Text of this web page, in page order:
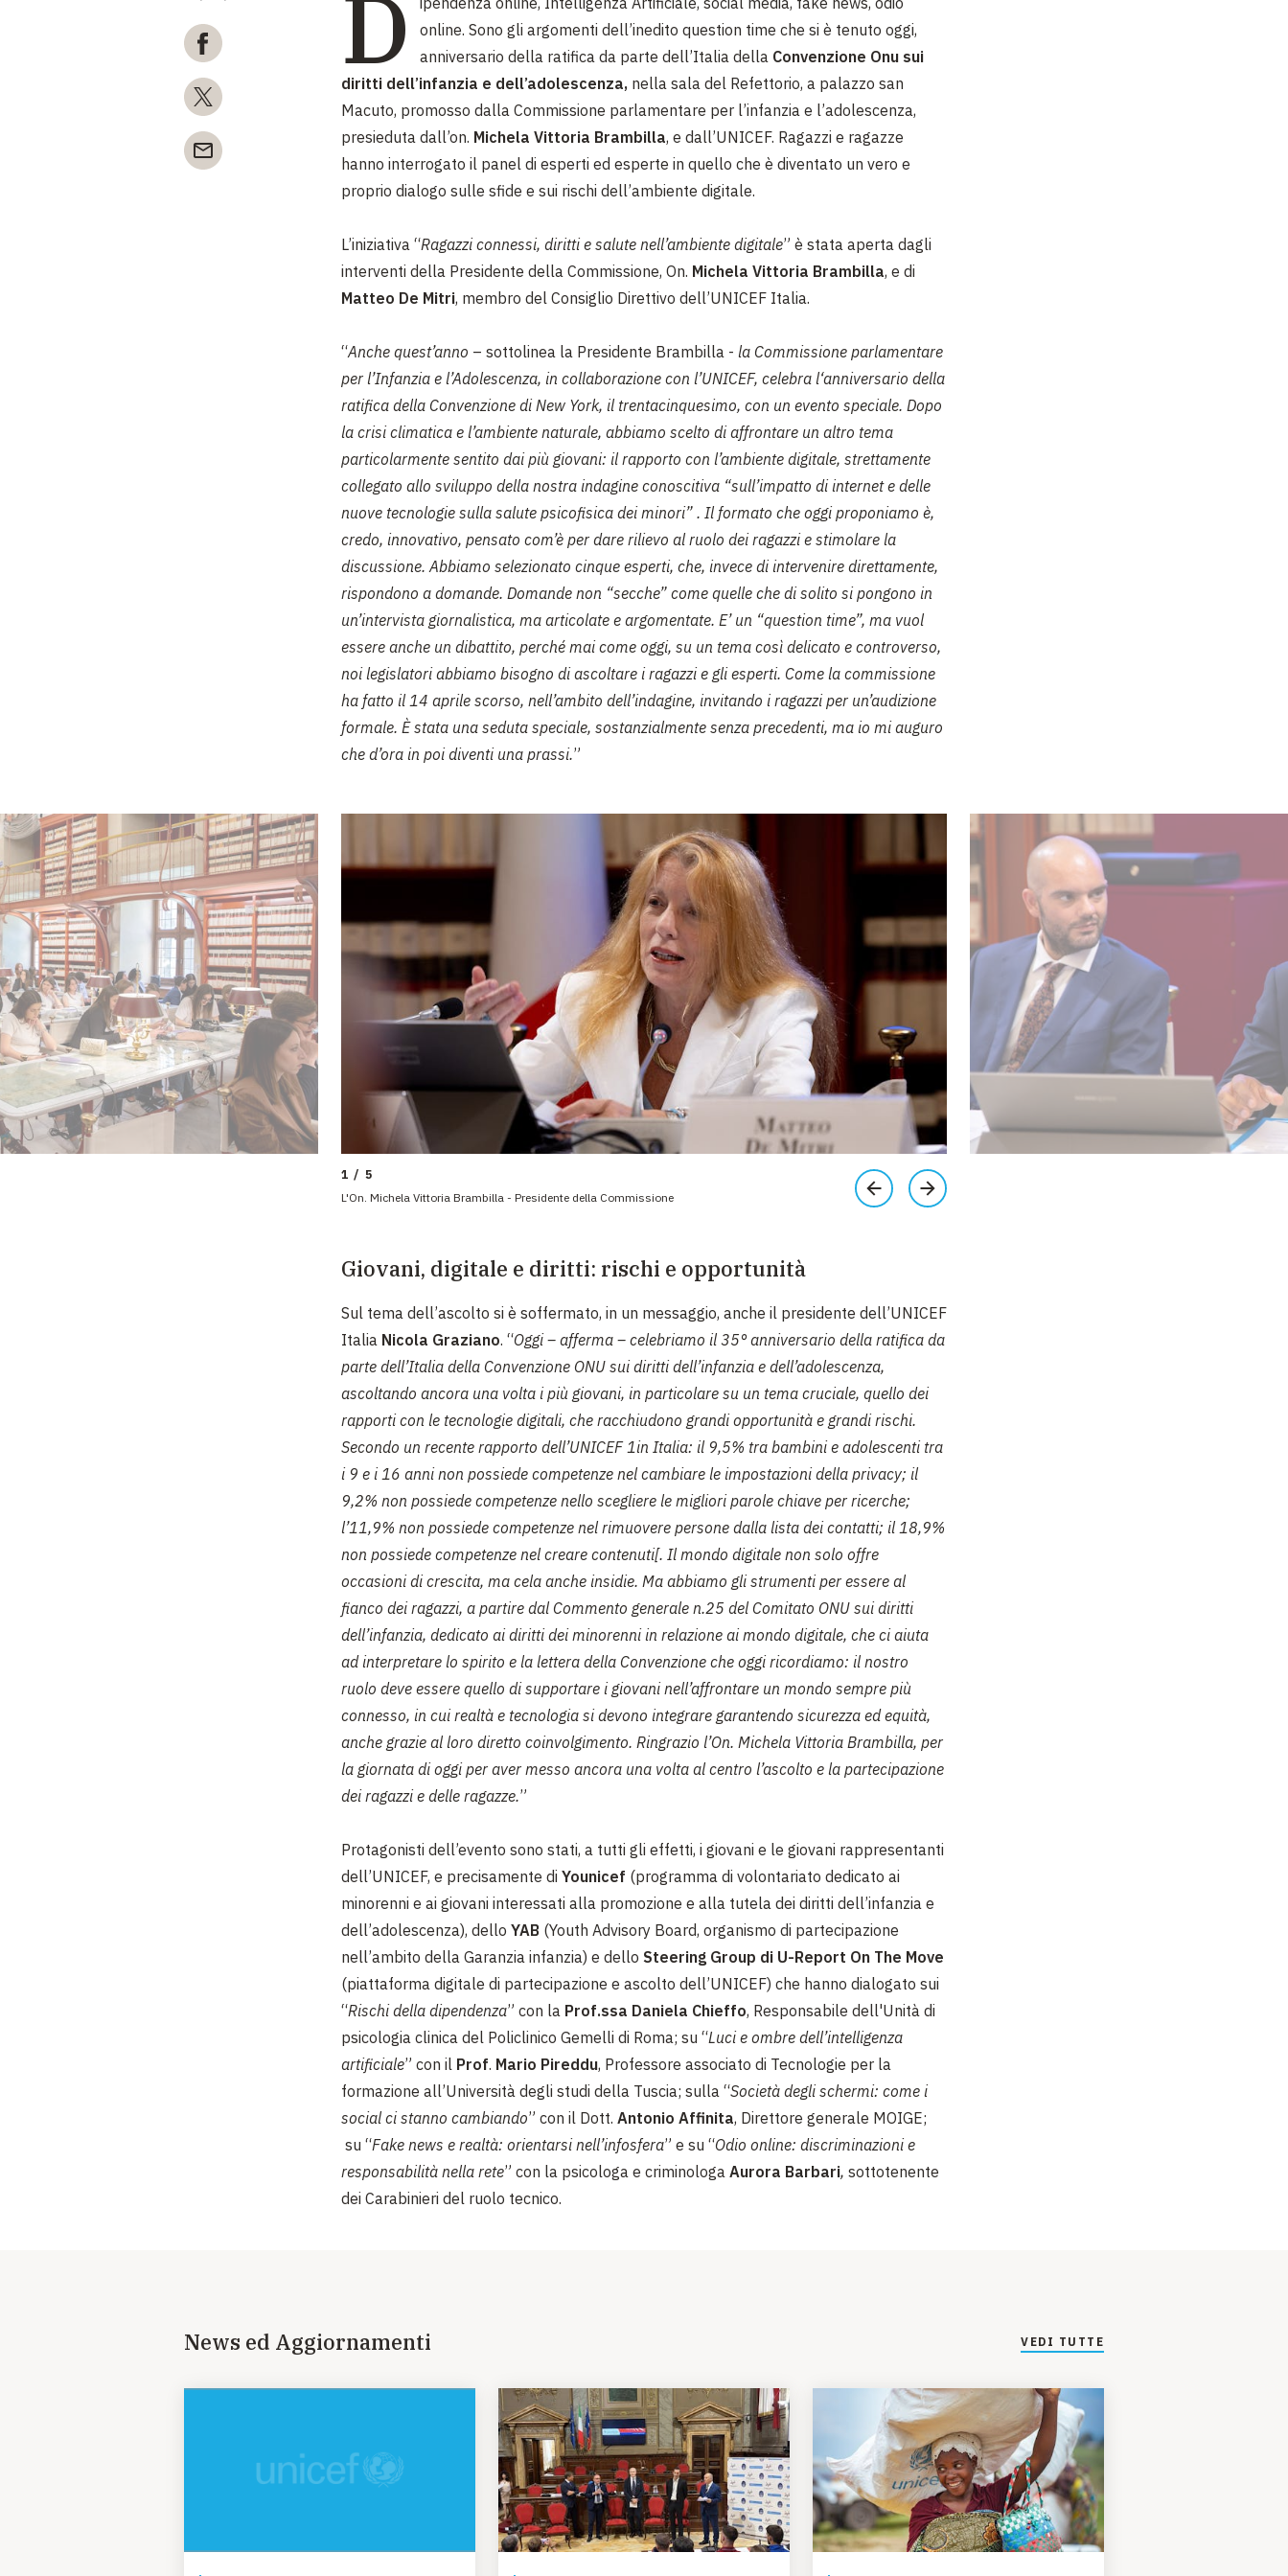
D
online. Sono gli argomenti dell’inedito question time che si è tenuto oggi,
anniversario della ratifica da parte dell’Italia della Convenzione Onu sui
diritti dell’infanzia e dell’adolescenza, nella sala del Refettorio, a palazzo san
Macuto, promosso dalla Commissione parlamentare per l’infanzia e l’adolescenza,
presieduta dall’on. Michela Vittoria Brambilla, e dall’UNICEF. Ragazzi e ragazze
hanno interrogato il panel di esperti ed esperte in quello che è diventato un vero e
proprio dialogo sulle sfide e sui rischi dell’ambiente digitale.
L’iniziativa “Ragazzi connessi, diritti e salute nell’ambiente digitale” è stata aperta dagli
interventi della Presidente della Commissione, On. Michela Vittoria Brambilla, e di
Matteo De Mitri, membro del Consiglio Direttivo dell’UNICEF Italia.
“Anche quest’anno – sottolinea la Presidente Brambilla - la Commissione parlamentare
per l’Infanzia e l’Adolescenza, in collaborazione con l’UNICEF, celebra l‘anniversario della
ratifica della Convenzione di New York, il trentacinquesimo, con un evento speciale. Dopo
la crisi climatica e l’ambiente naturale, abbiamo scelto di affrontare un altro tema
particolarmente sentito dai più giovani: il rapporto con l’ambiente digitale, strettamente
collegato allo sviluppo della nostra indagine conoscitiva “sull’impatto di internet e delle
nuove tecnologie sulla salute psicofisica dei minori” . Il formato che oggi proponiamo è,
credo, innovativo, pensato com’è per dare rilievo al ruolo dei ragazzi e stimolare la
discussione. Abbiamo selezionato cinque esperti, che, invece di intervenire direttamente,
rispondono a domande. Domande non “secche” come quelle che di solito si pongono in
un’intervista giornalistica, ma articolate e argomentate. E’ un “question time”, ma vuol
essere anche un dibattito, perché mai come oggi, su un tema così delicato e controverso,
noi legislatori abbiamo bisogno di ascoltare i ragazzi e gli esperti. Come la commissione
ha fatto il 14 aprile scorso, nell’ambito dell’indagine, invitando i ragazzi per un’audizione
formale. È stata una seduta speciale, sostanzialmente senza precedenti, ma io mi auguro
che d’ora in poi diventi una prassi.”
1 / 5
L'On. Michela Vittoria Brambilla - Presidente della Commissione
Giovani, digitale e diritti: rischi e opportunità
Sul tema dell’ascolto si è soffermato, in un messaggio, anche il presidente dell’UNICEF
Italia Nicola Graziano. “Oggi – afferma – celebriamo il 35° anniversario della ratifica da
parte dell’Italia della Convenzione ONU sui diritti dell’infanzia e dell’adolescenza,
ascoltando ancora una volta i più giovani, in particolare su un tema cruciale, quello dei
rapporti con le tecnologie digitali, che racchiudono grandi opportunità e grandi rischi.
Secondo un recente rapporto dell’UNICEF 1in Italia: il 9,5% tra bambini e adolescenti tra
i 9 e i 16 anni non possiede competenze nel cambiare le impostazioni della privacy; il
9,2% non possiede competenze nello scegliere le migliori parole chiave per ricerche;
l’11,9% non possiede competenze nel rimuovere persone dalla lista dei contatti; il 18,9%
non possiede competenze nel creare contenuti[. Il mondo digitale non solo offre
occasioni di crescita, ma cela anche insidie. Ma abbiamo gli strumenti per essere al
fianco dei ragazzi, a partire dal Commento generale n.25 del Comitato ONU sui diritti
dell’infanzia, dedicato ai diritti dei minorenni in relazione ai mondo digitale, che ci aiuta
ad interpretare lo spirito e la lettera della Convenzione che oggi ricordiamo: il nostro
ruolo deve essere quello di supportare i giovani nell’affrontare un mondo sempre più
connesso, in cui realtà e tecnologia si devono integrare garantendo sicurezza ed equità,
anche grazie al loro diretto coinvolgimento. Ringrazio l’On. Michela Vittoria Brambilla, per
la giornata di oggi per aver messo ancora una volta al centro l’ascolto e la partecipazione
dei ragazzi e delle ragazze.”
Protagonisti dell’evento sono stati, a tutti gli effetti, i giovani e le giovani rappresentanti
dell’UNICEF, e precisamente di Younicef (programma di volontariato dedicato ai
minorenni e ai giovani interessati alla promozione e alla tutela dei diritti dell’infanzia e
dell’adolescenza), dello YAB (Youth Advisory Board, organismo di partecipazione
nell’ambito della Garanzia infanzia) e dello Steering Group di U-Report On The Move
(piattaforma digitale di partecipazione e ascolto dell’UNICEF) che hanno dialogato sui
“Rischi della dipendenza” con la Prof.ssa Daniela Chieffo, Responsabile dell'Unità di
psicologia clinica del Policlinico Gemelli di Roma; su “Luci e ombre dell’intelligenza
artificiale” con il Prof. Mario Pireddu, Professore associato di Tecnologie per la
formazione all’Università degli studi della Tuscia; sulla “Società degli schermi: come i
social ci stanno cambiando” con il Dott. Antonio Affinita, Direttore generale MOIGE;
su “Fake news e realtà: orientarsi nell’infosfera” e su “Odio online: discriminazioni e
responsabilità nella rete” con la psicologa e criminologa Aurora Barbari, sottotenente
dei Carabinieri del ruolo tecnico.
News ed Aggiornamenti VEDI TUTTE